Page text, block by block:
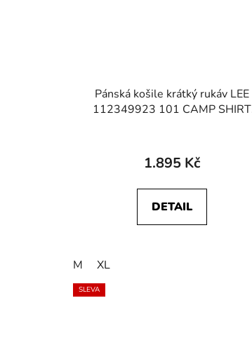
Pánská košile krátký rukáv LEE
112349923 101 CAMP SHIRT
1.895 Kč
DETAIL
M XL
SLEVA